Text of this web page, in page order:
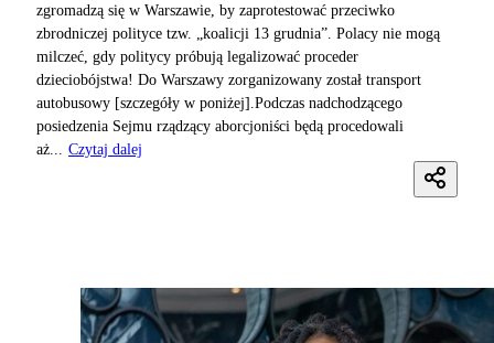
zgromadzą się w Warszawie, by zaprotestować przeciwko
zbrodniczej polityce tzw. „koalicji 13 grudnia”. Polacy nie mogą
milczeć, gdy politycy próbują legalizować proceder
dzieciobójstwa! Do Warszawy zorganizowany został transport
autobusowy [szczegóły w poniżej].Podczas nadchodzącego
posiedzenia Sejmu rządzący aborcjoniści będą procedowali
aż...
Czytaj dalej